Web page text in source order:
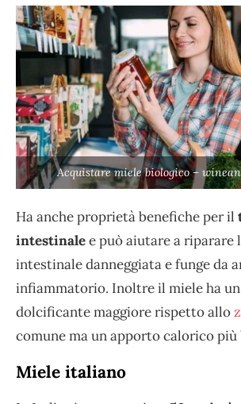
Acquistare miele biologico –
Ha anche proprietà benefiche per il
intestinalee può aiutare a riparare
intestinale danneggiata e funge da
infiammatorio. Inoltre il miele ha
dolcificante maggiore rispetto allo
comune ma un apporto calorico più
Miele italiano